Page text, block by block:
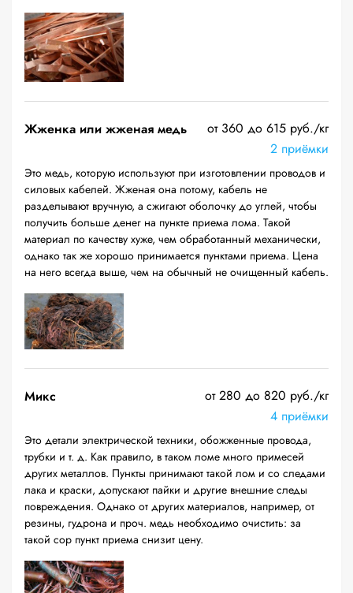
Жженка или жженая медь
от 360 до 615 руб./кг
2 приёмки
Это медь, которую используют при изготовлении проводов и
силовых кабелей. Жженая она потому, кабель не
разделывают вручную, а сжигают оболочку до углей, чтобы
получить больше денег на пункте приема лома. Такой
материал по качеству хуже, чем обработанный механически,
однако так же хорошо принимается пунктами приема. Цена
на него всегда выше, чем на обычный не очищенный кабель.
Микс
от 280 до 820 руб./кг
4 приёмки
Это детали электрической техники, обожженные провода,
трубки и т. д. Как правило, в таком ломе много примесей
других металлов. Пункты принимают такой лом и со следами
лака и краски, допускают пайки и другие внешние следы
повреждения. Однако от других материалов, например, от
резины, гудрона и проч. медь необходимо очистить: за
такой сор пункт приема снизит цену.